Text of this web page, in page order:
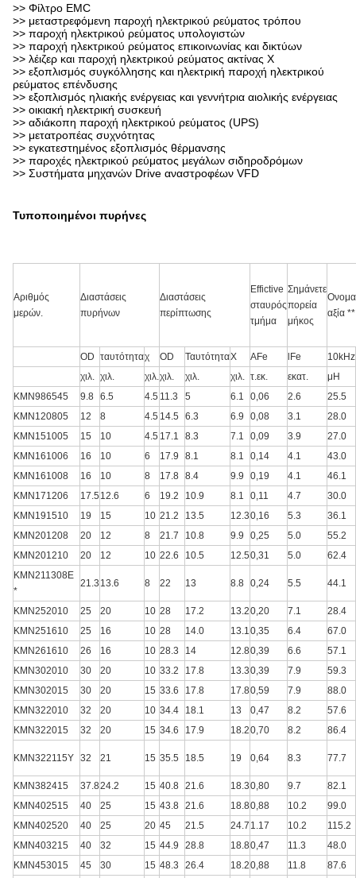
>> Φίλτρο EMC
>> μεταστρεφόμενη παροχή ηλεκτρικού ρεύματος τρόπου
>> παροχή ηλεκτρικού ρεύματος υπολογιστών
>> παροχή ηλεκτρικού ρεύματος επικοινωνίας και δικτύων
>> λέιζερ και παροχή ηλεκτρικού ρεύματος ακτίνας X
>> εξοπλισμός συγκόλλησης και ηλεκτρική παροχή ηλεκτρικού
ρεύματος επένδυσης
>> εξοπλισμός ηλιακής ενέργειας και γεννήτρια αιολικής ενέργειας
>> οικιακή ηλεκτρική συσκευή
>> αδιάκοπη παροχή ηλεκτρικού ρεύματος (UPS)
>> μετατροπέας συχνότητας
>> εγκατεστημένος εξοπλισμός θέρμανσης
>> παροχές ηλεκτρικού ρεύματος μεγάλων σιδηροδρόμων
>> Συστήματα μηχανών Drive αναστροφέων VFD
Τυποποιημένοι πυρήνες
Αριθμός
μερών.
Διαστάσεις
πυρήνων
Διαστάσεις
περίπτωσης
Effictive
σταυρός
τμήμα
Σημάνετε
πορεία
μήκος
αξία
OD ταυτότηταχ OD ΤαυτότηταΧ AFe lFe
10kHz
χιλ.
χιλ. χιλ. χιλ. χιλ. χιλ. τ.εκ. εκατ.
μH
KMN986545
9.8 6.5 4.5 11.3 5 6.1 0,06 2.6
25.5
KMN120805
12 8 4.5 14.5 6.3 6.9 0,08 3.1
28.0
KMN151005
15 10 4.5 17.1 8.3 7.1 0,09 3.9
27.0
KMN161006
16 10 6 17.9 8.1 8.1 0,14 4.1
43.0
KMN161008
16 10 8 17.8 8.4 9.9 0,19 4.1
46.1
KMN171206
17.5 12.6 6 19.2 10.9 8.1 0,11 4.7
30.0
KMN191510
19 15 10 21.2 13.5 12.30,16 5.3
36.1
KMN201208
20 12 8 21.7 10.8 9.9 0,25 5.0
55.2
KMN201210
20 12 10 22.6 10.5 12.50,31 5.0
62.4
KMN211308E
*
21.3 13.6 8 22 13 8.8 0,24 5.5 44.1
KMN252010 25 20 10 28 17.2 13.20,20 7.1
28.4
KMN251610
25 16 10 28 14.0 13.1 0,35 6.4
67.0
KMN261610
26 16 10 28.3 14 12.80,39 6.6
57.1
KMN302010
30 20 10 33.2 17.8 13.30,39 7.9
59.3
KMN302015
30 20 15 33.6 17.8 17.80,59 7.9
88.0
KMN322010
32 20 10 34.4 18.1 13 0,47 8.2
57.6
KMN322015
32 20 15 34.6 17.9 18.20,70 8.2 86.4
KMN322115Y 32 21 15 35.5 18.5 19 0,64 8.3 77.7
KMN382415 37.824.2 15 40.8 21.6 18.30,80 9.7
82.1
KMN402515
40 25 15 43.8 21.6 18.80,88 10.2
99.0
KMN402520
40 25 20 45 21.5 24.7 1.17 10.2
115.2
KMN403215
40 32 15 44.9 28.8 18.80,47 11.3
48.0
KMN453015
45 30 15 48.3 26.4 18.20,88 11.8
87.6